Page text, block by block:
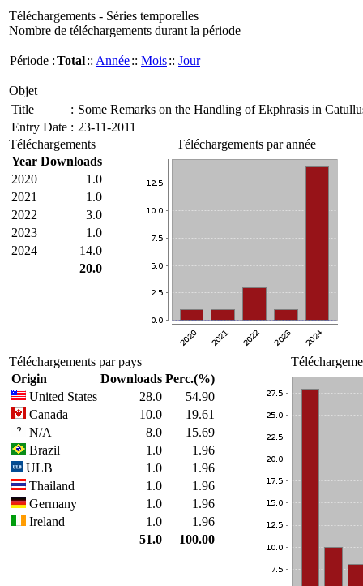
Téléchargements - Séries temporelles
Nombre de téléchargements durant la période
Période :Total:: Année:: Mois:: Jour
Objet
Title
: Some Remarks on the Handling of Ekphrasis in
Entry Date : 23-11-2011
Téléchargements
Year Downloads
2020
1.0
2021
1.0
2022
3.0
2023
1.0
2024
14.0
20.0
Téléchargements par année
Téléchargements par pays
Origin
Downloads Perc.(%)
United States
28.0
54.90
Canada
10.0
19.61
N/A
8.0
15.69
Brazil
1.0
1.96
ULB
1.0
1.96
Thailand
1.0
1.96
Germany
1.0
1.96
Ireland
1.0
1.96
51.0
100.00